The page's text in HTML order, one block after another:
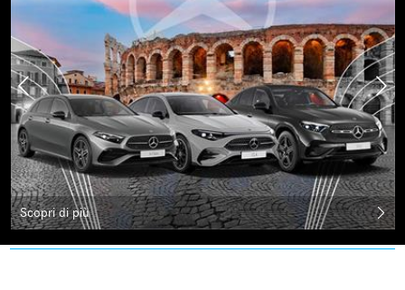
Scopri di più